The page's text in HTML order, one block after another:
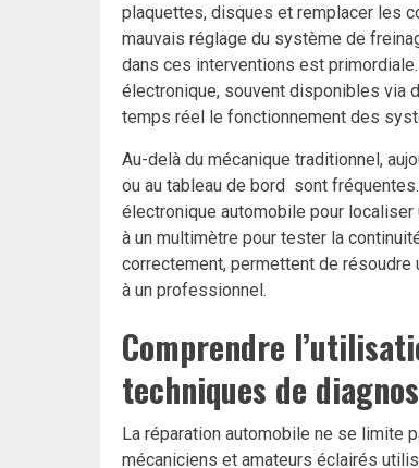
plaquettes, disques et remplacer les
mauvais réglage du système de
dans ces interventions est
électronique, souvent disponibles via
temps réel le fonctionnement des
Au-delà du mécanique traditionnel,
ou au tableau de bord sont
électronique automobile pour
à un multimètre pour tester la
correctement, permettent de
à un professionnel.
Comprendre
techniques de
La réparation automobile ne se limite
mécaniciens et amateurs éclairés